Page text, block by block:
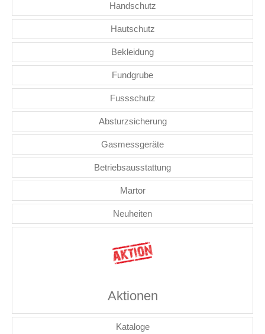
Handschutz
Hautschutz
Bekleidung
Fundgrube
Fussschutz
Absturzsicherung
Gasmessgeräte
Betriebsausstattung
Martor
Neuheiten
Aktionen
Kataloge